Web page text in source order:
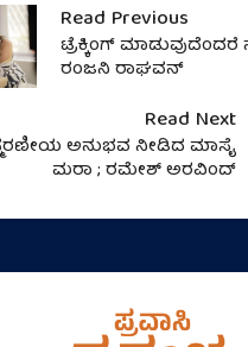
Read Previous
ಟ್ರೆಕ್ಕಿಂಗ್‌ ಮಾಡುವುದೆಂದರೆ
ರಂಜನಿ ರಾಘವನ್‌
Read Next
ಅನುಭವ ನೀಡಿದ ಮಾಸೈ
ಮರಾ ; ರಮೇಶ್ ಅರವಿಂದ್